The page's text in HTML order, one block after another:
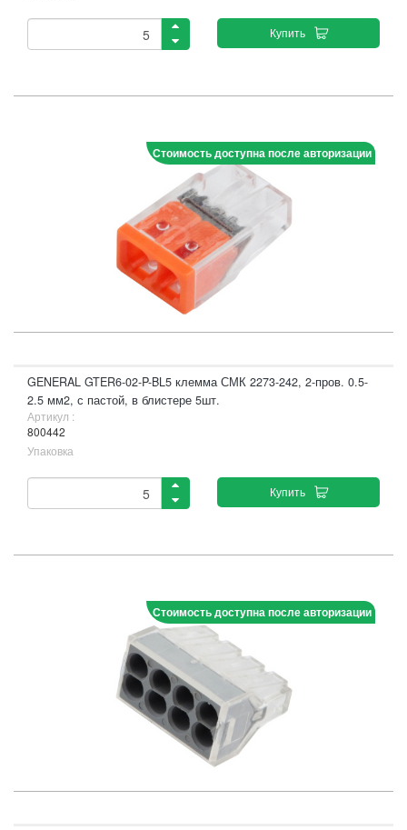
Купить
Стоимость доступна после авторизации
GENERAL GTER6-02-P-BL5 клемма СМК 2273-242, 2-пров. 0.5-
2.5 мм2, с пастой, в блистере 5шт.
Артикул :
800442
Упаковка
Купить
Стоимость доступна после авторизации